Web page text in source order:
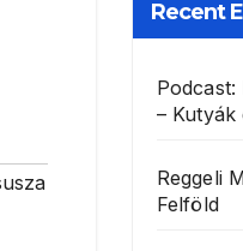
Recent
– Kutyák
Reggeli
Felföld